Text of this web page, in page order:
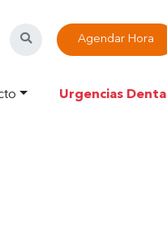
Buscar Agendar Hora
Urgencias